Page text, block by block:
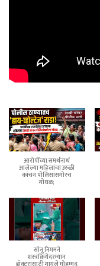
आरोपींच्या समर्थनार्थ
आलेल्या महिलांचा उरुळी
कांचन पोलिसांसमोरच
गोंधळ;
सोनू निगमने
शस्त्रक्रियेदरम्यान